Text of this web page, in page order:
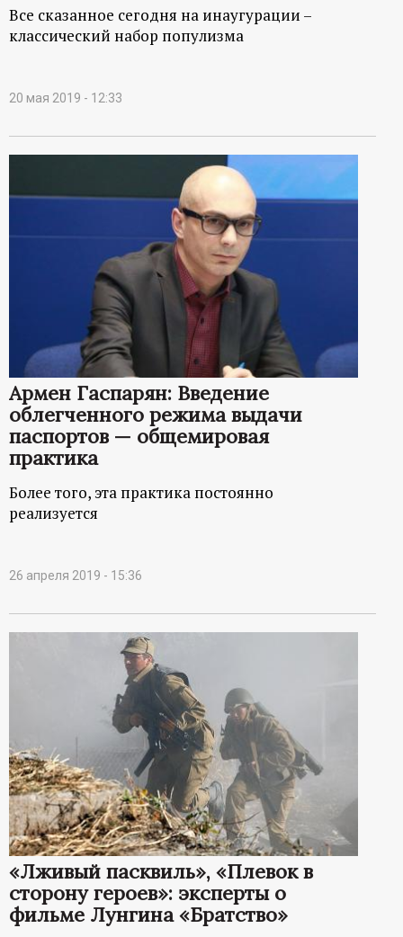
Все сказанное сегодня на инаугурации –
классический набор популизма
20 мая 2019 - 12:33
Армен Гаспарян: Введение
облегченного режима выдачи
паспортов — общемировая
практика
Более того, эта практика постоянно
реализуется
26 апреля 2019 - 15:36
«Лживый пасквиль», «Плевок в
сторону героев»: эксперты о
фильме Лунгина «Братство»